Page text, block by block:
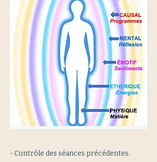
- Contrôle des séances précédentes.